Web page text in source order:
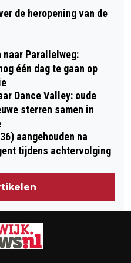
de heropening van de
naar Parallelweg:
één dag te gaan op
Dance Valley: oude
sterren samen in
aangehouden na
tijdens achtervolging